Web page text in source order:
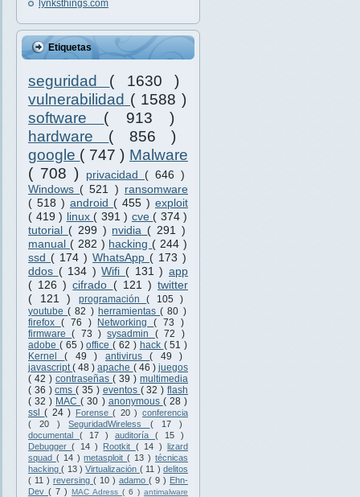
lynksthings.com
Etiquetas
seguridad ( 1630 )
vulnerabilidad ( 1588 )
software ( 913 )
hardware ( 856 )
google ( 747 ) Malware
( 708 )
privacidad ( 646 )
Windows ( 521 ) ransomware
( 518 ) android ( 455 ) exploit
( 419 ) linux ( 391 ) cve ( 374 )
tutorial ( 299 ) nvidia ( 291 )
manual ( 282 ) hacking ( 244 )
ssd ( 174 ) WhatsApp ( 173 )
ddos ( 134 )Wifi ( 131 ) app
( 126 )cifrado ( 121 )twitter
( 121 ) programación( 105 )
youtube( 82 ) herramientas( 80 )
firefox ( 76 ) Networking( 73 )
firmware( 73 )sysadmin ( 72 )
adobe ( 65 )office( 62 ) hack ( 51 )
Kernel( 49 ) antivirus( 49 )
javascript( 48 )apache ( 46 ) juegos
( 42 ) contraseñas ( 39 ) multimedia
( 36 )cms( 35 ) eventos ( 32 )flash
( 32 ) MAC( 30 ) anonymous ( 28 )
ssl( 24 ) Forense( 20 ) conferencia
( 20 )SeguridadWireless ( 17 )
documental ( 17 ) auditoría ( 15 )
Debugger( 14 ) Rootkit ( 14 ) lizard
squad ( 14 )metasploit( 13 ) técnicas
hacking( 13 )Virtualización ( 11 ) delitos
( 11 ) reversing ( 10 ) adamo ( 9 ) Ehn-
Dev ( 7 ) MAC Adress ( 6 ) antimalware